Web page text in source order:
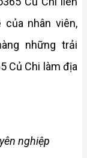
nhân viên,
những trải
Củ Chi làm địa
nghiệp